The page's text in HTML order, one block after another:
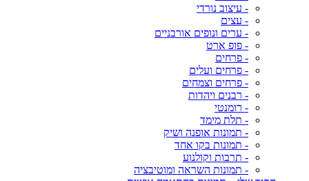
- עיצוב נורדי
- עצים
- ערים ונופים אורבניים
- פופ ארט
- פרחים
- פרחים ועלים
- פרחים וצמחים
- רבנים ויהדות
- רומנטי
- תלת מימד
- תמונות אופנה ושיק
- תמונות בקו אחד
- תרבות וקולנוע
- תמונות השראה ומוטיבציה